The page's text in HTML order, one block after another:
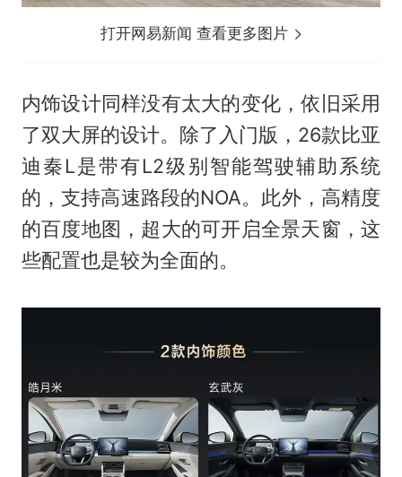
打开网易新闻 查看更多图片
内饰设计同样没有太大的变化，依旧采用
了双大屏的设计。除了入门版，26款比亚
迪秦L是带有L2级别智能驾驶辅助系统
的，支持高速路段的NOA。此外，高精度
的百度地图，超大的可开启全景天窗，这
些配置也是较为全面的。